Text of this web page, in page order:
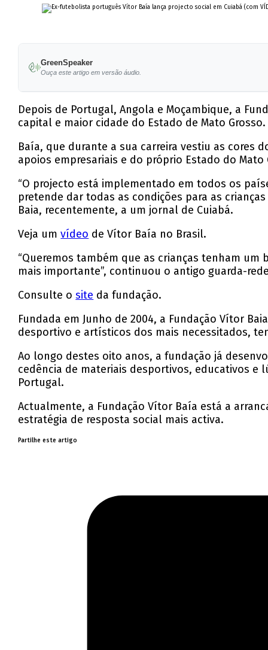
GreenSpeaker
Ouça este artigo em versão áudio.
Depois de Portugal, Angola e Moçambique, a
capital e maior cidade do Estado de Mato Grosso.
Baía, que durante a sua carreira vestiu as cores
apoios empresariais e do próprio Estado do Mato
“O projecto está implementado em todos os
pretende dar todas as condições para as
Baia, recentemente, a um jornal de Cuiabá.
Veja umvídeo de Vítor Baía no Brasil.
“Queremos também que as crianças tenham
mais importante”, continuou o antigo guarda-
Consulte osite da fundação.
Fundada em Junho de 2004, a Fundação Vítor
desportivo e artísticos dos mais necessitados,
Ao longo destes oito anos, a fundação já
cedência de materiais desportivos, educativos e
Portugal.
Actualmente, a Fundação Vítor Baía está a
estratégia de resposta social mais activa.
Partilhe este artigo